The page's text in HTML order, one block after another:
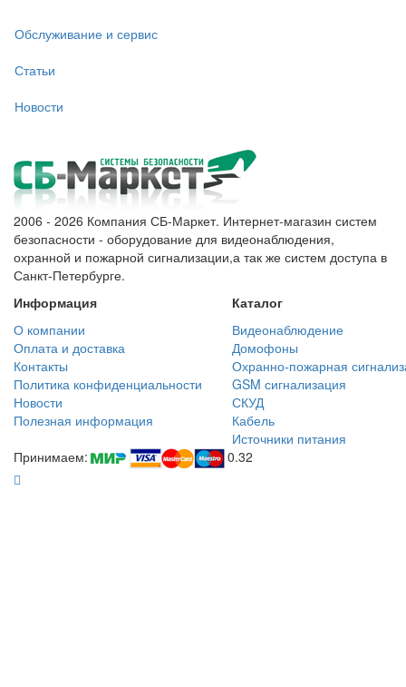
Обслуживание и сервис
Статьи
Новости
2006 - 2026 Компания СБ-Маркет. Интернет-магазин систем
безопасности - оборудование для видеонаблюдения,
охранной и пожарной сигнализации,а так же систем доступа в
Санкт-Петербурге.
Информация
Каталог
О компании
Видеонаблюдение
Оплата и доставка
Домофоны
Контакты
Охранно-пожарная
Политика конфиденциальности
GSM сигнализация
Новости
СКУД
Полезная информация
Кабель
Источники питания
Принимаем:
0.32